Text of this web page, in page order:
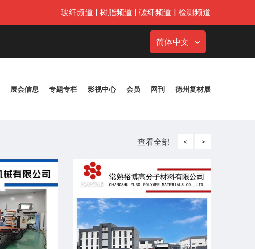
玻纤频道 | 树脂频道 | 碳纤频道 | 检测频道
简体中文
展会信息 专题专栏 影视中心 会员 网刊 德州复材展
查看全部 < >